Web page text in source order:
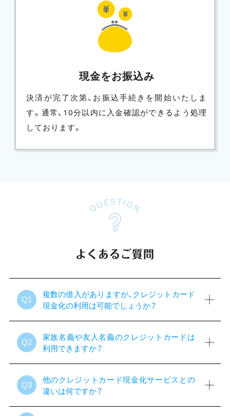
現金をお振込み
決済が完了次第、お振込手続きを開始いたしま
す。通常、10分以内に入金確認ができるよう処理
しております。
よくあるご質問
Q1
複数の借入がありますが、クレジットカード
現金化の利用は可能でしょうか？
Q2
家族名義や友人名義のクレジットカードは
利用できますか？
Q3
他のクレジットカード現金化サービスとの
違いは何ですか？